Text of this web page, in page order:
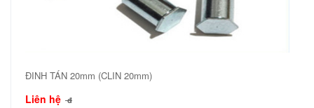
ĐINH TÁN 20mm (CLIN 20mm)
Liên hệ đ